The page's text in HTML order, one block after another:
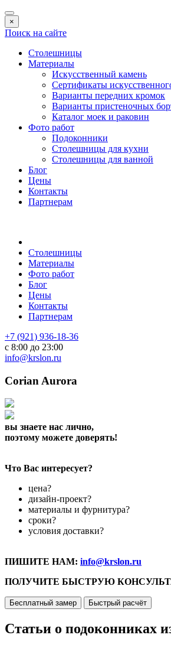
×
Поиск на сайте
Столешницы
Материалы
Искусственный камень
Сертификаты
Варианты передних кромок
Варианты пристеночных
Каталог моек и раковин
Фото работ
Подоконники
Столешницы для кухни
Столешницы для ванной
Блог
Цены
Контакты
Партнерам
Столешницы
Материалы
Фото работ
Блог
Цены
Контакты
Партнерам
+7 (921) 936-18-36
с 8:00 до 23:00
info@krslon.ru
Corian Aurora
вы знаете нас лично,
поэтому можете доверять!
Что Вас интересует?
цена?
дизайн-проект?
материалы и фурнитура?
сроки?
условия доставки?
ПИШИТЕ НАМ: info@krslon.ru
ПОЛУЧИТЕ БЫСТРУЮ
Бесплатный замер Быстрый расчёт
Статьи о подоконниках